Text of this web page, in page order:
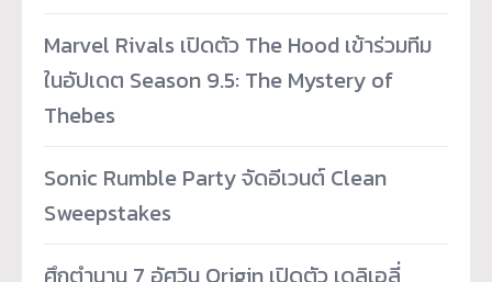
Marvel Rivals เปิดตัว The Hood เข้าร่วมทีม
ในอัปเดต Season 9.5: The Mystery of
Thebes
Sonic Rumble Party จัดอีเวนต์ Clean
Sweepstakes
ศึกตำนาน 7 อัศวิน Origin เปิดตัว เดลิเอลี่